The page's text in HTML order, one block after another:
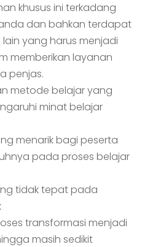
khusus ini terkadang
dan bahkan terdapat
yang harus menjadi
memberikan layanan
penjas.
metode belajar yang
minat belajar
menarik bagi peserta
pada proses belajar
tidak tepat pada
transformasi menjadi
masih sedikit